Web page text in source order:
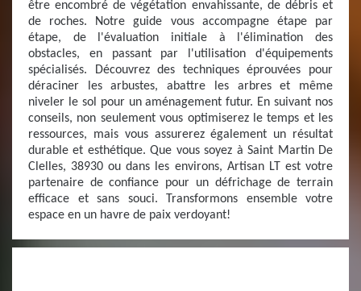
être encombré de végétation envahissante, de débris et
de roches. Notre guide vous accompagne étape par
étape, de l'évaluation initiale à l'élimination des
obstacles, en passant par l'utilisation d'équipements
spécialisés. Découvrez des techniques éprouvées pour
déraciner les arbustes, abattre les arbres et même
niveler le sol pour un aménagement futur. En suivant nos
conseils, non seulement vous optimiserez le temps et les
ressources, mais vous assurerez également un résultat
durable et esthétique. Que vous soyez à Saint Martin De
Clelles, 38930 ou dans les environs, Artisan LT est votre
partenaire de confiance pour un défrichage de terrain
efficace et sans souci. Transformons ensemble votre
espace en un havre de paix verdoyant!